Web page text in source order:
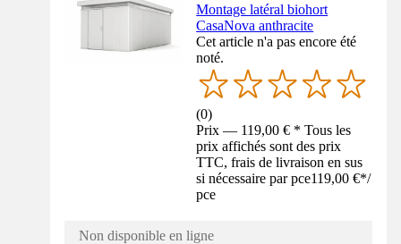
Montage latéral biohort
CasaNova anthracite
Cet article n'a pas encore été
noté.
(0)
Prix — 119,00 € * Tous les
prix affichés sont des prix
TTC, frais de livraison en sus
si nécessaire par pce119,00 €*/
pce
Non disponible en ligne